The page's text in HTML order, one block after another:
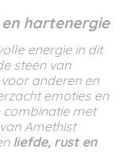
hartenergie
energie in dit
steen van
anderen en
emoties en
combinatie met
Amethist
liefde, rust en